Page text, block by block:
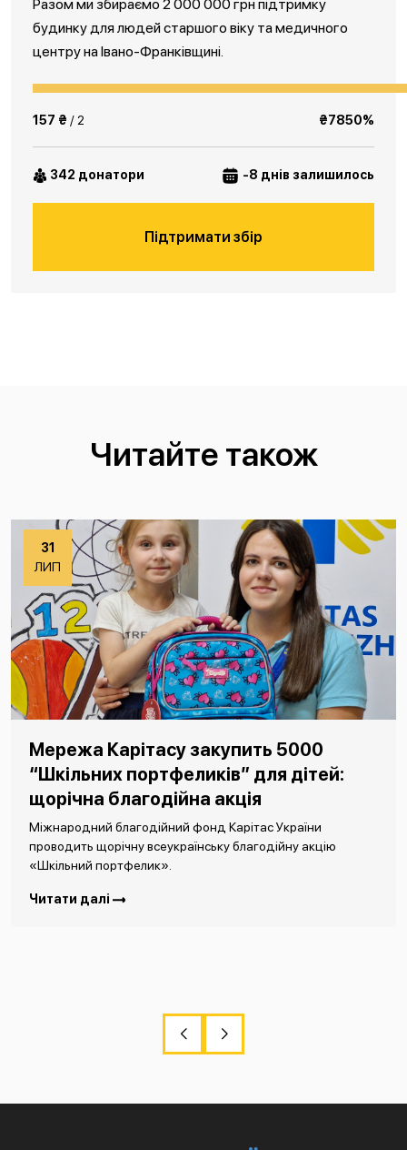
Разом ми збираємо 2 000 000 грн підтримку
будинку для людей старшого віку та медичного
центру на Івано-Франківщині.
157 ₴ / 2 ₴7850%
342 донатори -8 днів залишилось
Підтримати збір
Читайте також
31
ЛИП
Мережа Карітасу закупить 5000
“Шкільних портфеликів” для дітей:
щорічна благодійна акція
Міжнародний благодійний фонд Карітас України
проводить щорічну всеукраїнську благодійну акцію
«Шкільний портфелик».
Читати далі